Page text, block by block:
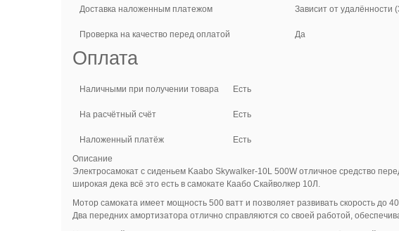
Доставка наложенным платежом Зависит от удалённости
Проверка на качество перед оплатой Да
Оплата
Наличными при получении товара Есть
На расчётный счёт Есть
Наложенный платёж
Есть
Описание
Электросамокат с сиденьем Kaabo Skywalker-10L 500W отличное средство
широкая дека всё это есть в самокате Каабо Скайволкер 10Л.
Мотор самоката имеет мощность 500 ватт и позволяет развивать скорость до
Два передних амортизатора отлично справляются со своей работой,